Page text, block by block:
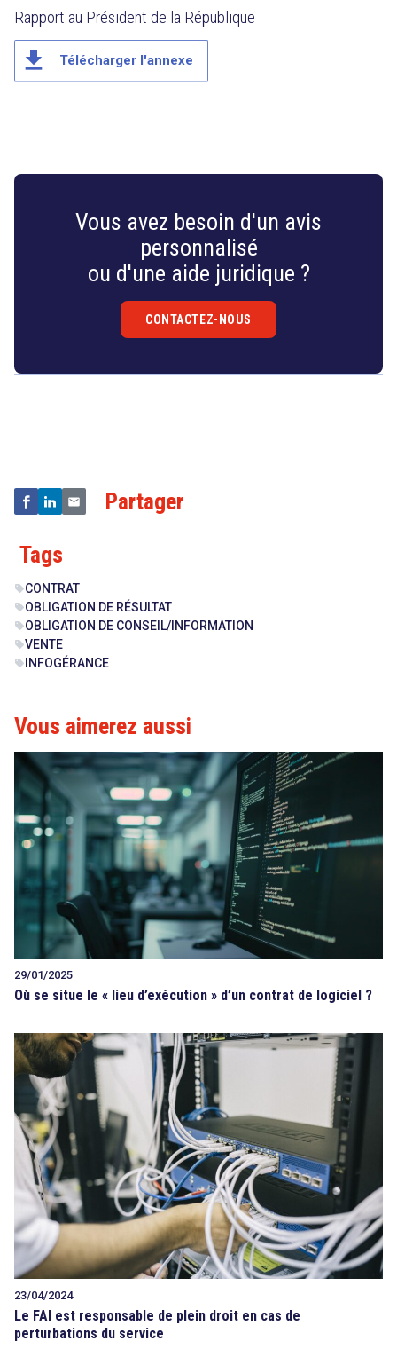
Rapport au Président de la République
file_download Télécharger l'annexe
Vous avez besoin d'un avis
personnalisé
ou d'une aide juridique ?
CONTACTEZ-NOUS
Partager
Tags
sellCONTRAT
sellOBLIGATION DE RÉSULTAT
sellOBLIGATION DE CONSEIL/INFORMATION
sellVENTE
sell INFOGÉRANCE
Vous aimerez aussi
29/01/2025
Où se situe le « lieu d’exécution » d’un contrat de logiciel ?
23/04/2024
Le FAI est responsable de plein droit en cas de
perturbations du service